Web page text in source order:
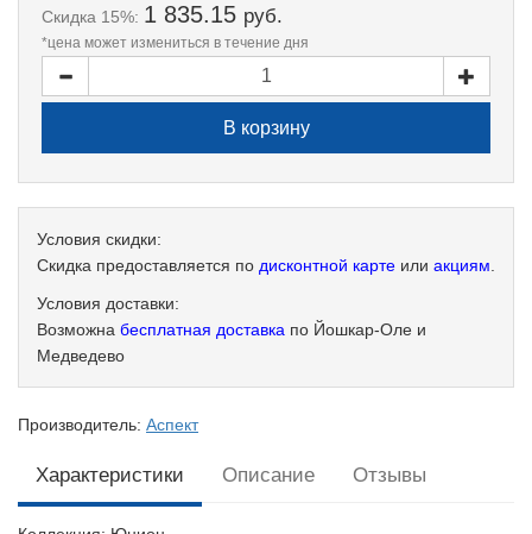
Скидка 15%: 1 835.15 руб.
*цена может измениться в течение дня
Условия скидки:
Скидка предоставляется по дисконтной карте или акциям.
Условия доставки:
Возможна бесплатная доставка по Йошкар-Оле и
Медведево
Производитель: Аспект
Характеристики Описание Отзывы